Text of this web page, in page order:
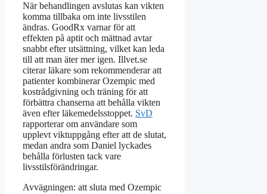
När behandlingen avslutas kan vikten
komma tillbaka om inte livsstilen
ändras. GoodRx varnar för att
effekten på aptit och mättnad avtar
snabbt efter utsättning, vilket kan leda
till att man äter mer igen. Illvet.se
citerar läkare som rekommenderar att
patienter kombinerar Ozempic med
kostrådgivning och träning för att
förbättra chanserna att behålla vikten
även efter läkemedelsstoppet. SvD
rapporterar om användare som
upplevt viktuppgång efter att de slutat,
medan andra som Daniel lyckades
behålla förlusten tack vare
livsstilsförändringar.
Avvägningen: att sluta med Ozempic